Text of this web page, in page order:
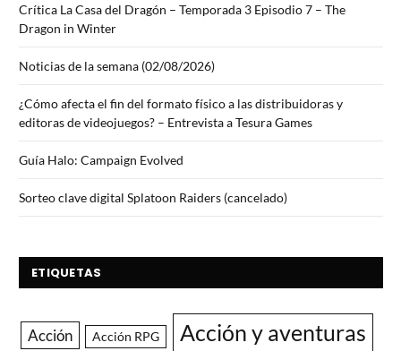
Crítica La Casa del Dragón – Temporada 3 Episodio 7 – The
Dragon in Winter
Noticias de la semana (02/08/2026)
¿Cómo afecta el fin del formato físico a las distribuidoras y
editoras de videojuegos? – Entrevista a Tesura Games
Guía Halo: Campaign Evolved
Sorteo clave digital Splatoon Raiders (cancelado)
ETIQUETAS
Acción Acción RPG Acción y aventuras